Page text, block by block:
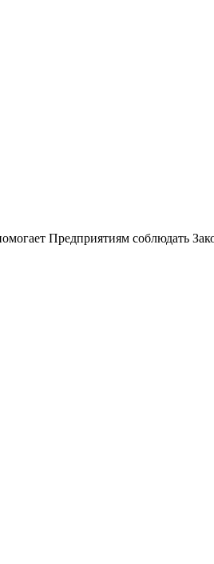
Предприятиям соблюдать